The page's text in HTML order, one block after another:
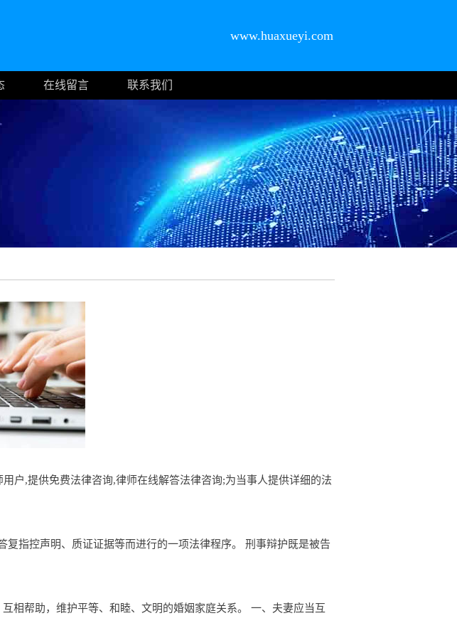
www.huaxueyi.com
在线留言 联系我们
户,提供免费法律咨询,律师在线解答法律咨询;为当事人提供详细的法
指控声明、质证证据等而进行的一项法律程序。 刑事辩护既是被告
相帮助，维护平等、和睦、文明的婚姻家庭关系。 一、夫妻应当互